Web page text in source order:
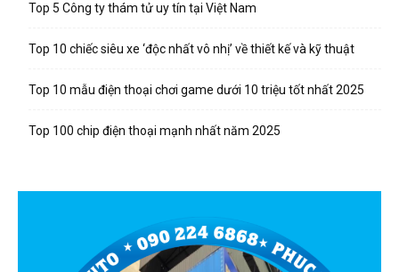
Top 5 Công ty thám tử uy tín tại Việt Nam
Top 10 chiếc siêu xe ‘độc nhất vô nhị’ về thiết kế và kỹ thuật
Top 10 mẫu điện thoại chơi game dưới 10 triệu tốt nhất 2025
Top 100 chip điện thoại mạnh nhất năm 2025